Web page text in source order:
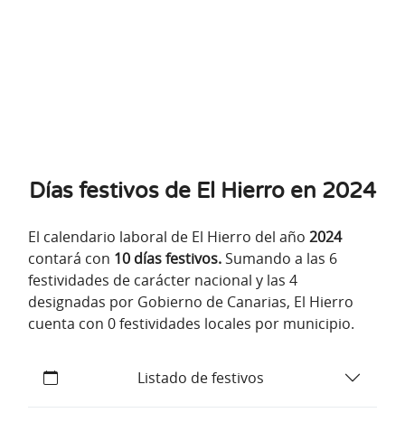
Días festivos de El Hierro en 2024
El calendario laboral de El Hierro del año 2024
contará con 10 días festivos.Sumando a las 6
festividades de carácter nacional y las 4
designadas por Gobierno de Canarias, El Hierro
cuenta con 0 festividades locales por municipio.
Listado de festivos